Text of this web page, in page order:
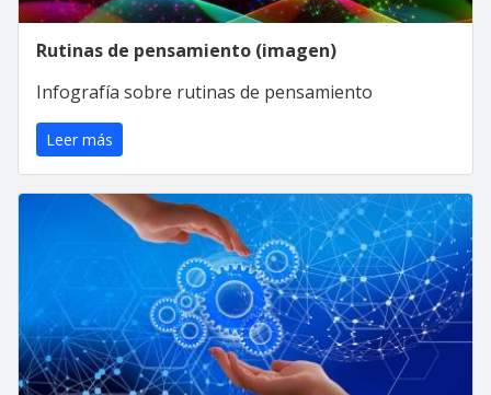
Rutinas de pensamiento (imagen)
Infografía sobre rutinas de pensamiento
Leer más